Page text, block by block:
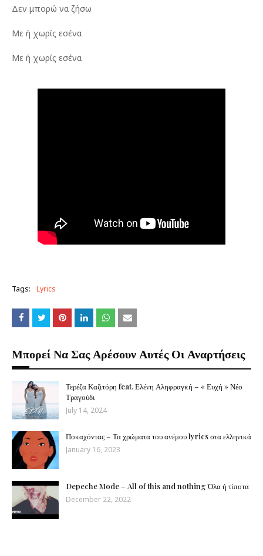
Δεν μπορώ να ζήσω
Με ή χωρίς εσένα
Με ή χωρίς εσένα
Tags: Lyrics
Μπορεί Να Σας Αρέσουν Αυτές Οι Αναρτήσεις
Τερέζα Καζιτόρη feat. Ελένη Αληφραγκή – « Ευχή » Νέο
Τραγούδι
July 14, 2024
Ποκαχόντας – Τα χρώματα του ανέμου lyrics στα ελληνικά
January 16, 2023
Depeche Mode – All of this and nothing Όλα ή τίποτα
December 22, 2022